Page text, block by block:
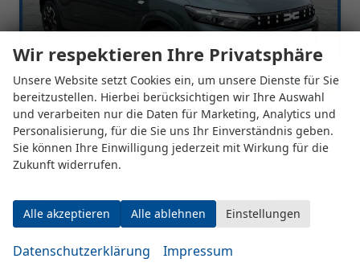
Dacia Sandero
Journey SHZ RFK PDC LED TCe 100
unverbindliche Lieferzeit:
Fahrzeugnr. 543879 Getriebe Schaltgetriebe
Kraftstoff Benzin Außenfarbe Zeder-Grün
01.06.2026
Wir respektieren Ihre Privatsphäre
Unsere Website setzt Cookies ein, um unsere Dienste für Sie
bereitzustellen. Hierbei berücksichtigen wir Ihre Auswahl
und verarbeiten nur die Daten für Marketing, Analytics und
Personalisierung, für die Sie uns Ihr Einverständnis geben.
Sie können Ihre Einwilligung jederzeit mit Wirkung für die
Zukunft widerrufen.
Alle akzeptieren Alle ablehnen Einstellungen
Datenschutzerklärung Impressum